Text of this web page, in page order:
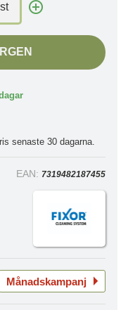
st
senaste 30 dagarna.
EAN: 7319482187455
Månadskampanj